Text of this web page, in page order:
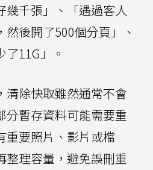
幾千張」、「遇過客人
後開了500個分頁」、
了11G」。
清除快取雖然通常不會
分暫存資料可能需要重
重要照片、影片或檔
整理容量，避免誤刪重